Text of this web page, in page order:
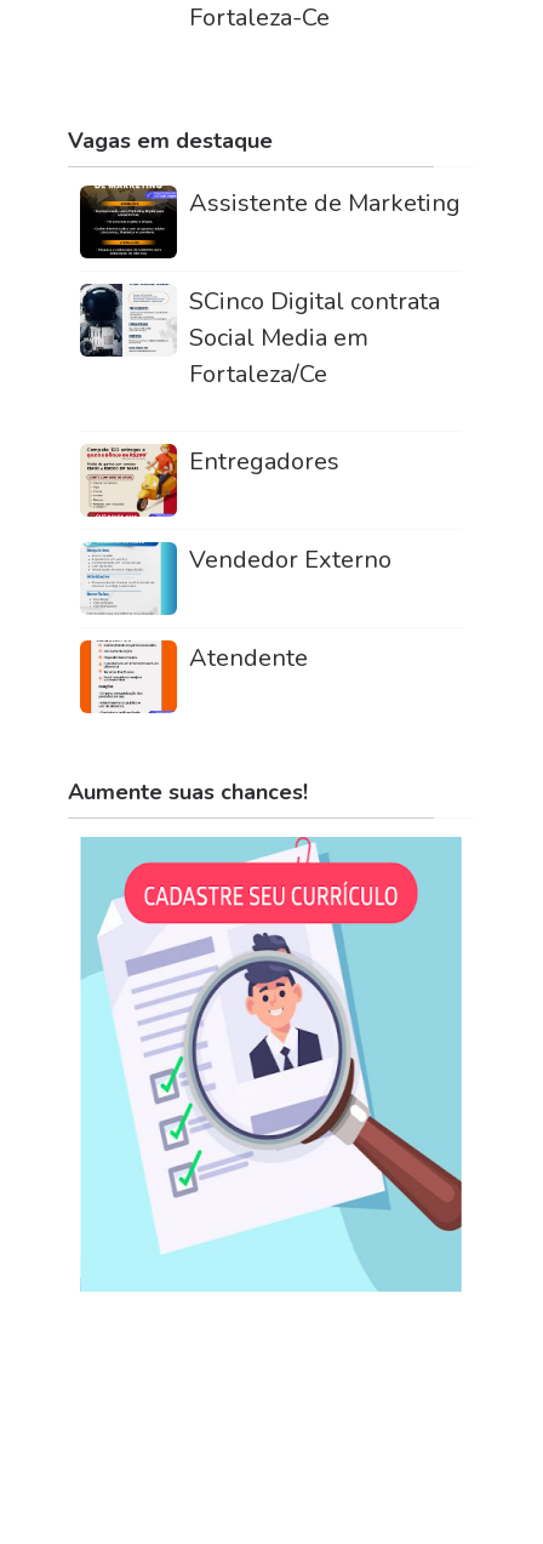
Fortaleza-Ce
Vagas em destaque
Assistente de Marketing
SCinco Digital contrata
Social Media em
Fortaleza/Ce
Entregadores
Vendedor Externo
Atendente
Aumente suas chances!